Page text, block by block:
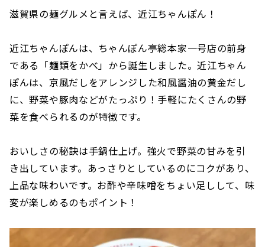
滋賀県の麺グルメと言えば、近江ちゃんぽん！
近江ちゃんぽんは、ちゃんぽん亭総本家一号店の前身
である「麺類をかべ」から誕生しました。近江ちゃん
ぽんは、京風だしをアレンジした和風醤油の黄金だし
に、野菜や豚肉などがたっぷり！手軽にたくさんの野
菜を食べられるのが特徴です。
おいしさの秘訣は手鍋仕上げ。強火で野菜の甘みを引
き出しています。あっさりとしているのにコクがあり、
上品な味わいです。お酢や辛味噌をちょい足しして、味
変が楽しめるのもポイント！